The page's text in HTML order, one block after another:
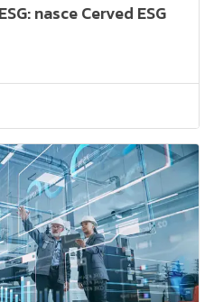
nasce Cerved ESG